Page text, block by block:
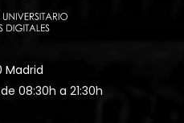
Madrid
08:30h a 21:30h